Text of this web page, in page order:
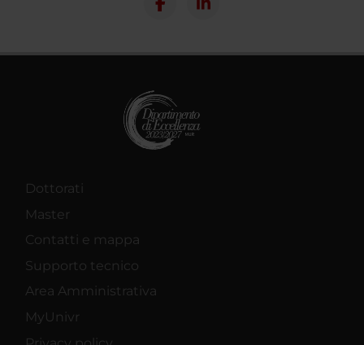
Dottorati
Master
Contatti e mappa
Supporto tecnico
Area Amministrativa
MyUnivr